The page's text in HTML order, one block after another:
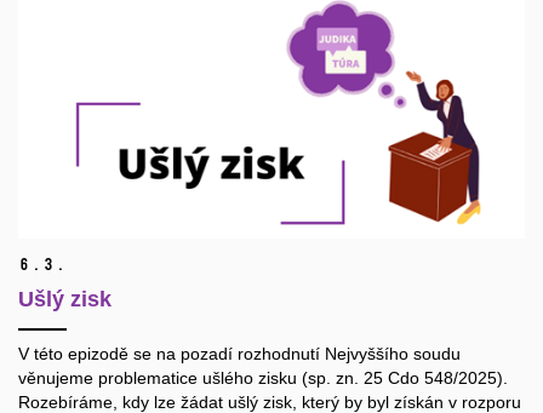
6. 3.
Ušlý zisk
V této epizodě se na pozadí rozhodnutí Nejvyššího soudu
věnujeme problematice ušlého zisku (sp. zn. 25 Cdo 548/2025).
Rozebíráme, kdy lze žádat ušlý zisk, který by byl získán v rozporu